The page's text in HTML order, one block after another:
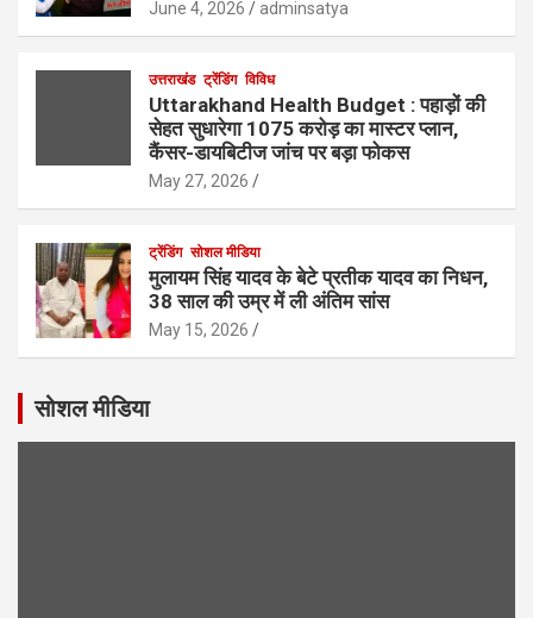
June 4, 2026 adminsatya
उत्तराखंड ट्रेंडिंग विविध
Uttarakhand Health Budget : पहाड़ों की
सेहत सुधारेगा 1075 करोड़ का मास्टर प्लान,
कैंसर-डायबिटीज जांच पर बड़ा फोकस
May 27, 2026
ट्रेंडिंग सोशल मीडिया
मुलायम सिंह यादव के बेटे प्रतीक यादव का निधन,
38 साल की उम्र में ली अंतिम सांस
May 15, 2026
सोशल मीडिया